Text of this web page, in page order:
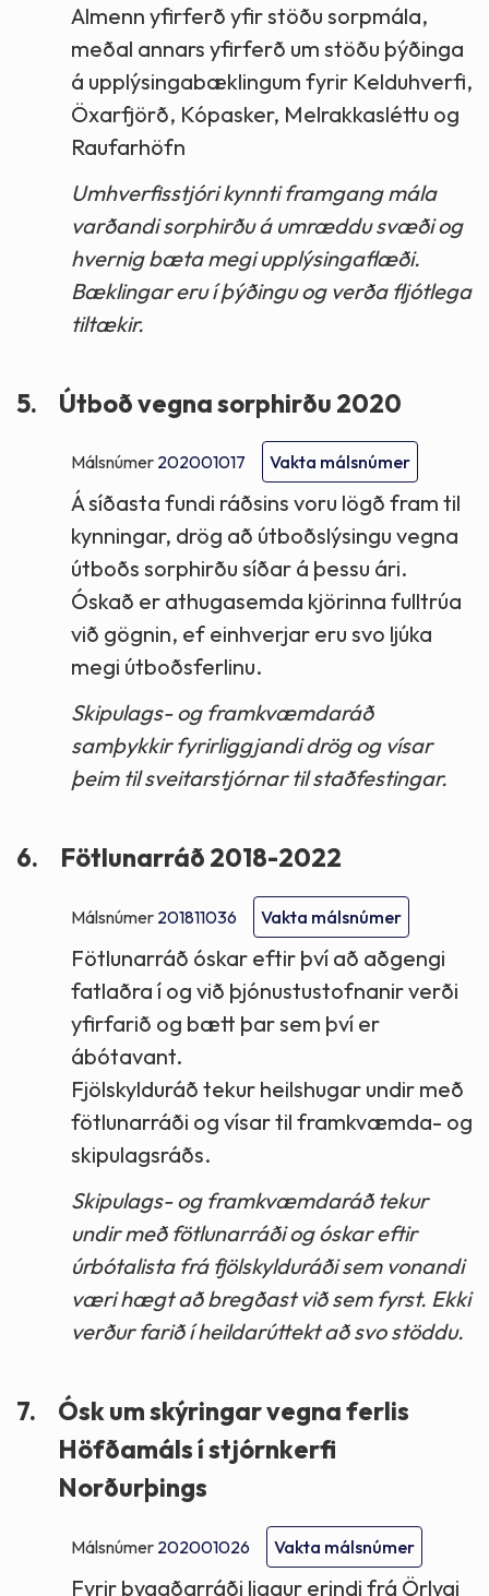
Almenn yfirferð yfir stöðu sorpmála,
meðal annars yfirferð um stöðu þýðinga
á upplýsingabæklingum fyrir Kelduhverfi,
Öxarfjörð, Kópasker, Melrakkasléttu og
Raufarhöfn
Umhverfisstjóri kynnti framgang mála
varðandi sorphirðu á umræddu svæði og
hvernig bæta megi upplýsingaflæði.
Bæklingar eru í þýðingu og verða fljótlega
tiltækir.
5. Útboð vegna sorphirðu 2020
Málsnúmer 202001017 Vakta málsnúmer
Á síðasta fundi ráðsins voru lögð fram til
kynningar, drög að útboðslýsingu vegna
útboðs sorphirðu síðar á þessu ári.
Óskað er athugasemda kjörinna fulltrúa
við gögnin, ef einhverjar eru svo ljúka
megi útboðsferlinu.
Skipulags- og framkvæmdaráð
samþykkir fyrirliggjandi drög og vísar
þeim til sveitarstjórnar til staðfestingar.
6. Fötlunarráð 2018-2022
Málsnúmer 201811036 Vakta málsnúmer
Fötlunarráð óskar eftir því að aðgengi
fatlaðra í og við þjónustustofnanir verði
yfirfarið og bætt þar sem því er
ábótavant.
Fjölskylduráð tekur heilshugar undir með
fötlunarráði og vísar til framkvæmda- og
skipulagsráðs.
Skipulags- og framkvæmdaráð tekur
undir með fötlunarráði og óskar eftir
úrbótalista frá fjölskylduráði sem vonandi
væri hægt að bregðast við sem fyrst. Ekki
verður farið í heildarúttekt að svo stöddu.
7.
Ósk um skýringar vegna ferlis
Höfðamáls í stjórnkerfi
Norðurþings
Málsnúmer 202001026 Vakta málsnúmer
Fyrir byggðarráði liggur erindi frá Örlygi